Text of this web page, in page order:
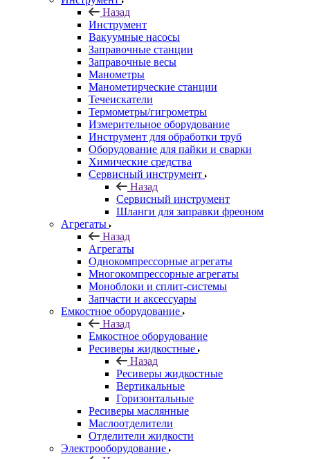
Назад
Инструмент
Вакуумные насосы
Заправочные станции
Заправочные весы
Манометры
Манометирческие станции
Течеискатели
Термометры/гигрометры
Измерительное оборудование
Инструмент для обработки труб
Оборудование для пайки и сварки
Химические средства
Сервисный инструмент
Назад
Сервисный инструмент
Шланги для заправки фреоном
Агрегаты
Назад
Агрегаты
Однокомпрессорные агрегаты
Многокомпрессорные агрегаты
Моноблоки и сплит-системы
Запчасти и аксессуары
Емкостное оборудование
Назад
Емкостное оборудование
Ресиверы жидкостные
Назад
Ресиверы жидкостные
Вертикальные
Горизонтальные
Ресиверы маслянные
Маслоотделители
Отделители жидкости
Электрооборудование